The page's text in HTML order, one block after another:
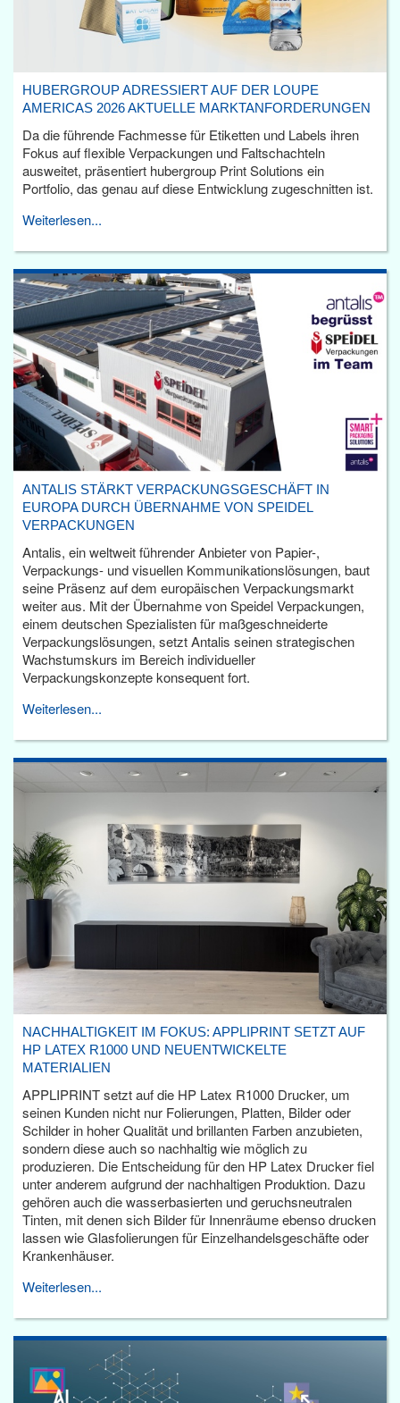
HUBERGROUP ADRESSIERT AUF DER LOUPE
AMERICAS 2026 AKTUELLE MARKTANFORDERUNGEN
Da die führende Fachmesse für Etiketten und Labels ihren
Fokus auf flexible Verpackungen und Faltschachteln
ausweitet, präsentiert hubergroup Print Solutions ein
Portfolio, das genau auf diese Entwicklung zugeschnitten ist.
Weiterlesen...
ANTALIS STÄRKT VERPACKUNGSGESCHÄFT IN
EUROPA DURCH ÜBERNAHME VON SPEIDEL
VERPACKUNGEN
Antalis, ein weltweit führender Anbieter von Papier-,
Verpackungs- und visuellen Kommunikationslösungen, baut
seine Präsenz auf dem europäischen Verpackungsmarkt
weiter aus. Mit der Übernahme von Speidel Verpackungen,
einem deutschen Spezialisten für maßgeschneiderte
Verpackungslösungen, setzt Antalis seinen strategischen
Wachstumskurs im Bereich individueller
Verpackungskonzepte konsequent fort.
Weiterlesen...
NACHHALTIGKEIT IM FOKUS: APPLIPRINT SETZT AUF
HP LATEX R1000 UND NEUENTWICKELTE
MATERIALIEN
APPLIPRINT setzt auf die HP Latex R1000 Drucker, um
seinen Kunden nicht nur Folierungen, Platten, Bilder oder
Schilder in hoher Qualität und brillanten Farben anzubieten,
sondern diese auch so nachhaltig wie möglich zu
produzieren. Die Entscheidung für den HP Latex Drucker fiel
unter anderem aufgrund der nachhaltigen Produktion. Dazu
gehören auch die wasserbasierten und geruchsneutralen
Tinten, mit denen sich Bilder für Innenräume ebenso drucken
lassen wie Glasfolierungen für Einzelhandelsgeschäfte oder
Krankenhäuser.
Weiterlesen...